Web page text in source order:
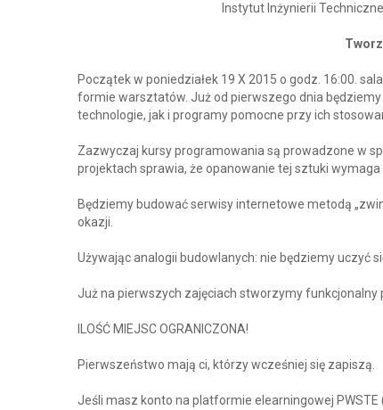
Instytut Inżynierii
Początek w poniedziałek 19 X 2015 o godz. 16:00.
formie warsztatów. Już od pierwszego dnia
technologie, jak i programy pomocne przy ich
Zazwyczaj kursy programowania są prowadzone w
projektach sprawia, że opanowanie tej sztuki
Będziemy budować serwisy internetowe metodą
okazji.
Używając analogii budowlanych: nie będziemy uczyć
Już na pierwszych zajęciach stworzymy funkcjonalny
ILOŚĆ MIEJSC OGRANICZONA!
Pierwszeństwo mają ci, którzy wcześniej się zapiszą.
Jeśli masz konto na platformie elearningowej